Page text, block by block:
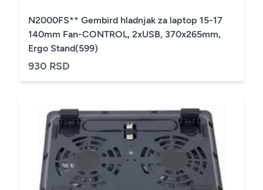
N2000FS** Gembird hladnjak za laptop 15-17
140mm Fan-CONTROL, 2xUSB, 370x265mm,
Ergo Stand(599)
930 RSD